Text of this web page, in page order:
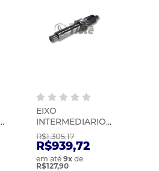
EIXO
INTERMEDIARIO |
ZF | 0091203026
R$1.305,17
R$939,72
em até9x de
R$127,90